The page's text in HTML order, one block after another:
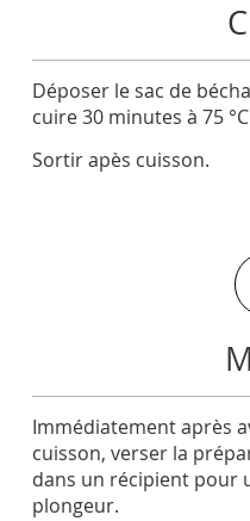
Déposer le sac de
cuire 30 minutes à 75
Sortir apès cuisson.
Immédiatement après
cuisson, verser la
dans un récipient pour
plongeur.